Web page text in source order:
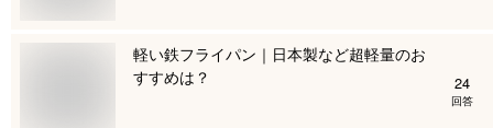
軽い鉄フライパン｜日本製など超軽量のお
すすめは？
24
回答